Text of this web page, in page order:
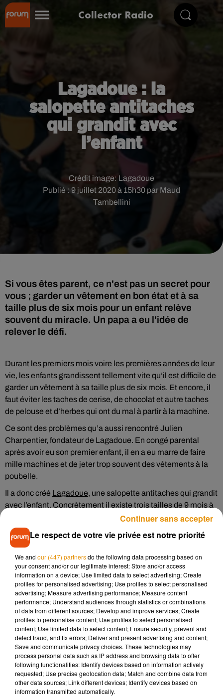
Collector Radio
Lagadoue : la
salopette antitaches
qui grandit avec
l’enfant
Publié : 9 juillet 2020 à 15h30 par Maud
Tambellini
Crédit image: Lagadoue
Si vous êtes parent, ce n'est pas un secret pour
vous ; garder un vêtement en bon état et à sa
taille plus de six mois pour un enfant relève
souvent du miracle. Un papa a eu l'idée de
relever le défi.
Durant les premiers mois voire les premières années de leur
vie, les enfants grandissent tellement vite qu’il est difficile de
garder un vêtement à sa taille plus de six mois. Et encore, il
faut éviter les taches de cerise, de chocolat et autre taches
de pelouse et d’herbes qui ont du mal à partir à la machine.
Ce sont des problèmes qu’a aussi rencontré Julien
Charpentier, fondateur de Lagadoue. En congé parental
après avoir eu son premier enfant, il en a eu marre de faire
mille machines et de jeter trop souvent des vêtements à la
poubelle.
Il a donc créé Lagadoue, une salopette antitaches qui grandit
avec l’enfant. Concrètement il existe trois tailles de 9 mois à
six ans. La salopette est capable de grandir pratiquement
deux ans avec l’enfant grâce à un système de sangles et
d’élastiques. Le tissu est imperméable et se lave d’un coup
Julien Charpentier a aussi voulu que sa salopette soit sans
perturbateur endocrinien pour l’enfant. Mais tout cela à un
coût ; 90 euros. « Cela fait moins de 4 euros par mois sur
deux ans d’investissement » se défend le fondateur. D’autant
que la salopette peut ensuite « très bien se donner au petit
frère ou à la petite sœur ».
Le tissu serait en effet aussi très résistant. « Il faut carrément
y aller au cutter pour faire un trou » précise Julien
Charpentier.
Le respect de votre vie privée est notre priorité
We and our (447) partnersdo the following data processing based on
your consent and/or our legitimate interest: Store and/or access
information on a device; Use limited data to select advertising; Create
profiles for personalised advertising; Use profiles to select personalised
advertising; Measure advertising performance; Measure content
performance; Understand audiences through statistics or combinations
of data from different sources; Develop and improve services; Create
profiles to personalise content; Use profiles to select personalised
content; Use limited data to select content; Ensure security, prevent and
detect fraud, and fix errors; Deliver and present advertising and content;
Save and communicate privacy choices. These technologies may
process personal data such as IP address and browsing data to offer
following functionalities: Identify devices based on information actively
requested; Use precise geolocation data; Match and combine data from
other data sources; Link different devices; Identify devices based on
information transmitted automatically.
Continuer sans accepter